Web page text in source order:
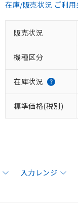
在庫/販売状況 ご利用
販売状況
機種区分
在庫状況
標準価格(税別)
入力レンジ